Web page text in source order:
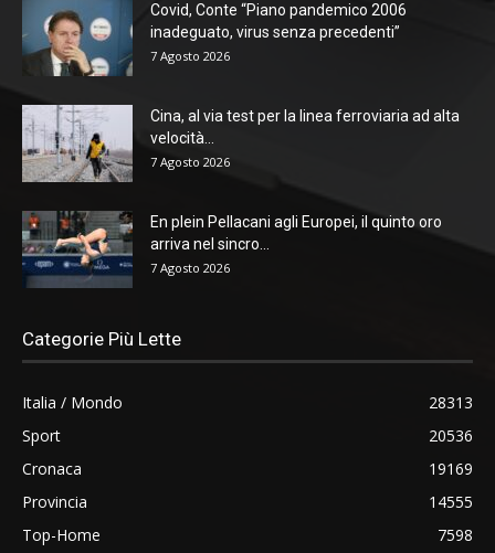
Covid, Conte “Piano pandemico 2006
inadeguato, virus senza precedenti”
7 Agosto 2026
Cina, al via test per la linea ferroviaria ad alta
velocità...
7 Agosto 2026
En plein Pellacani agli Europei, il quinto oro
arriva nel sincro...
7 Agosto 2026
Categorie Più Lette
Italia / Mondo
28313
Sport
20536
Cronaca
19169
Provincia
14555
Top-Home
7598